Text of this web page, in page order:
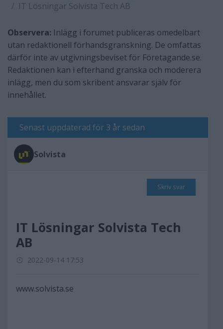
IT Lösningar Solvista Tech AB
Observera: Inlägg i forumet publiceras omedelbart
utan redaktionell förhandsgranskning. De omfattas
därför inte av utgivningsbeviset för Företagande.se.
Redaktionen kan i efterhand granska och moderera
inlägg, men du som skribent ansvarar själv för
innehållet.
Senast uppdaterad för 3 år sedan
Solvista
Skriv svar
IT Lösningar Solvista Tech
AB
2022-09-14 17:53
www.solvista.se